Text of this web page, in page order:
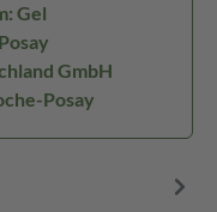
Gel
GmbH
Posay